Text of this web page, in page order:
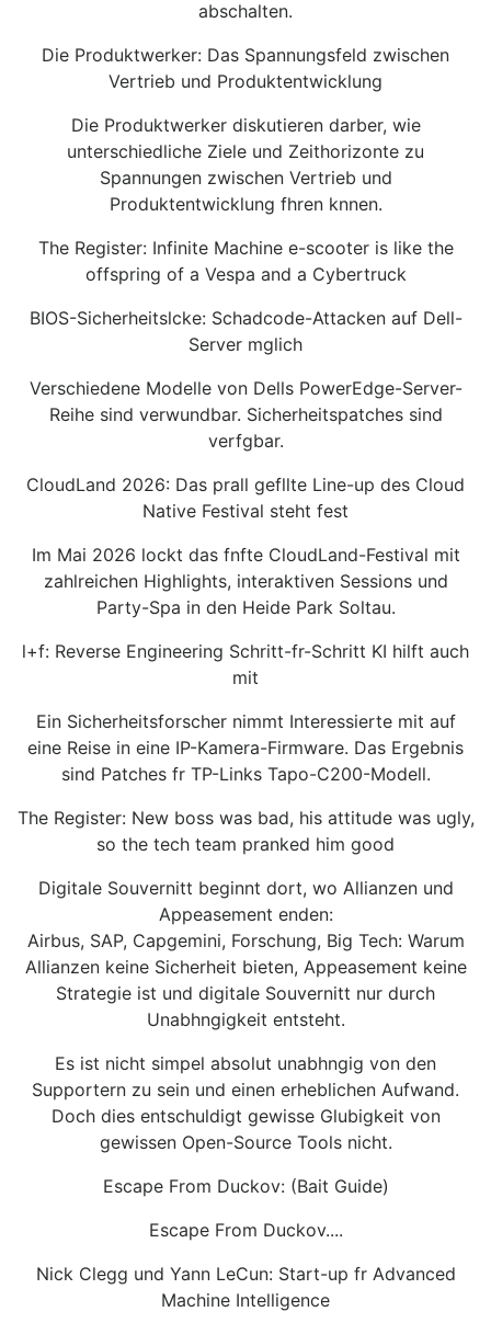
abschalten.
Die Produktwerker: Das Spannungsfeld zwischen
Vertrieb und Produktentwicklung
Die Produktwerker diskutieren darber, wie
unterschiedliche Ziele und Zeithorizonte zu
Spannungen zwischen Vertrieb und
Produktentwicklung fhren knnen.
The Register: Infinite Machine e-scooter is like the
offspring of a Vespa and a Cybertruck
BIOS-Sicherheitslcke: Schadcode-Attacken auf Dell-
Server mglich
Verschiedene Modelle von Dells PowerEdge-Server-
Reihe sind verwundbar. Sicherheitspatches sind
verfgbar.
CloudLand 2026: Das prall gefllte Line-up des Cloud
Native Festival steht fest
Im Mai 2026 lockt das fnfte CloudLand-Festival mit
zahlreichen Highlights, interaktiven Sessions und
Party-Spa in den Heide Park Soltau.
l+f: Reverse Engineering Schritt-fr-Schritt KI hilft auch
mit
Ein Sicherheitsforscher nimmt Interessierte mit auf
eine Reise in eine IP-Kamera-Firmware. Das Ergebnis
sind Patches fr TP-Links Tapo-C200-Modell.
The Register: New boss was bad, his attitude was ugly,
so the tech team pranked him good
Digitale Souvernitt beginnt dort, wo Allianzen und
Appeasement enden:
Airbus, SAP, Capgemini, Forschung, Big Tech: Warum
Allianzen keine Sicherheit bieten, Appeasement keine
Strategie ist und digitale Souvernitt nur durch
Unabhngigkeit entsteht.
Es ist nicht simpel absolut unabhngig von den
Supportern zu sein und einen erheblichen Aufwand.
Doch dies entschuldigt gewisse Glubigkeit von
gewissen Open-Source Tools nicht.
Escape From Duckov: (Bait Guide)
Escape From Duckov....
Nick Clegg und Yann LeCun: Start-up fr Advanced
Machine Intelligence